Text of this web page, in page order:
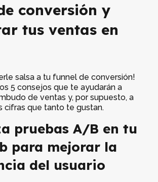
conversión y
tus ventas en
salsa a tu funnel de conversión!
5 consejos que te ayudarán a
de ventas y, por supuesto, a
cifras que tanto te gustan.
pruebas A/B en tu
para mejorar la
del usuario